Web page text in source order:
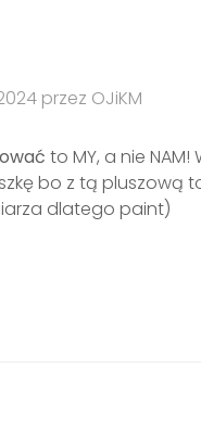
przez OJiKM
to MY, a nie
bo z tą pluszową
dlatego paint)